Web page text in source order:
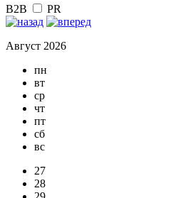
B2B PR
Август 2026
пн
вт
ср
чт
пт
сб
вс
27
28